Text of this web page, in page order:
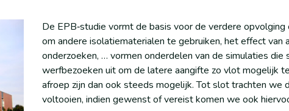
De EPB‐studie vormt de basis voor de verdere
om andere isolatiematerialen te gebruiken, het effect van
onderzoeken, … vormen onderdelen van de simulaties die
werfbezoeken uit om de latere aangifte zo vlot mogelijk
afroep zijn dan ook steeds mogelijk. Tot slot trachten we
voltooien, indien gewenst of vereist komen we ook